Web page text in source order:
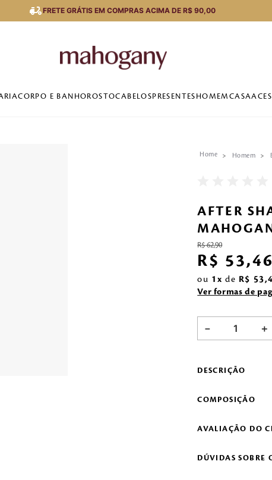
FRETE GRÁTIS EM COMPRAS ACIMA DE R$ 90,00
CORPO E BANHOROSTOCABELOS PRESENTES HOMEM CASA
Homem
AFTER
R$ 62,90
R$ 53,46
ou 1 de R$ 53,
Ver formas de
＋
－
DESCRIÇÃO
COMPOSIÇÃO
AVALIAÇÃO DO
DÚVIDAS SOBRE